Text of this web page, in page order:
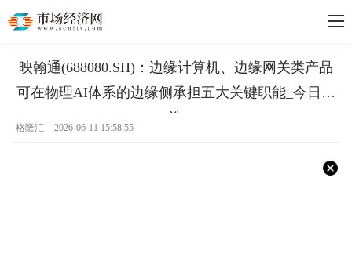
映翰通(688080.SH)：边缘计算机、边缘网关类产品
可在物理AI体系的边缘侧承担五大关键职能_今日精
选
格隆汇 2026-06-11 15:58:55